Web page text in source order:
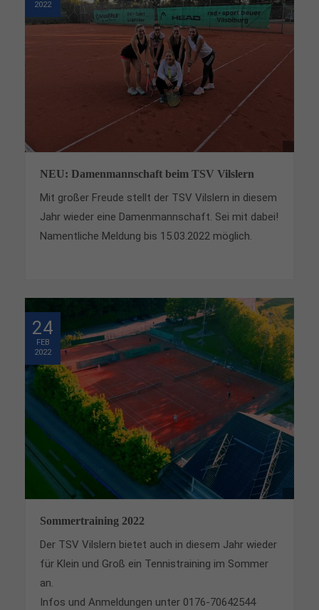
2022
NEU: Damenmannschaft beim TSV Vilslern
Mit großer Freude stellt der TSV Vilslern in diesem
Jahr wieder eine Damenmannschaft. Sei mit dabei!
Namentliche Meldung bis 15.03.2022 möglich.
24
FEB
2022
Sommertraining 2022
Der TSV Vilslern bietet auch in diesem Jahr wieder
für Klein und Groß ein Tennistraining im Sommer
an.
Infos und Anmeldungen unter 0176-70642544